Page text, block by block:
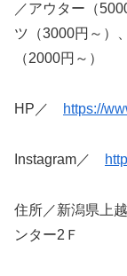
／アウター（
ツ（3000円～）
（2000円～）
HP／ https://
Instagram／
住所／新潟県上
ンター2Ｆ